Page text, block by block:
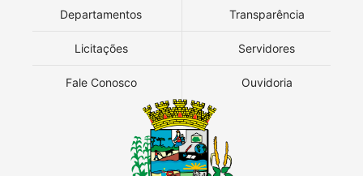
Departamentos Transparência
Licitações Servidores
Fale Conosco Ouvidoria